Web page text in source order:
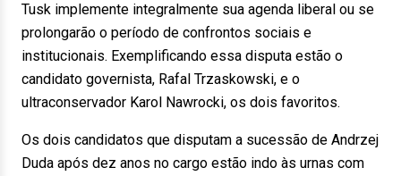
Tusk implemente integralmente sua agenda liberal ou se
prolongarão o período de confrontos sociais e
institucionais. Exemplificando essa disputa estão o
candidato governista, Rafal Trzaskowski, e o
ultraconservador Karol Nawrocki, os dois favoritos.
Os dois candidatos que disputam a sucessão de Andrzej
Duda após dez anos no cargo estão indo às urnas com